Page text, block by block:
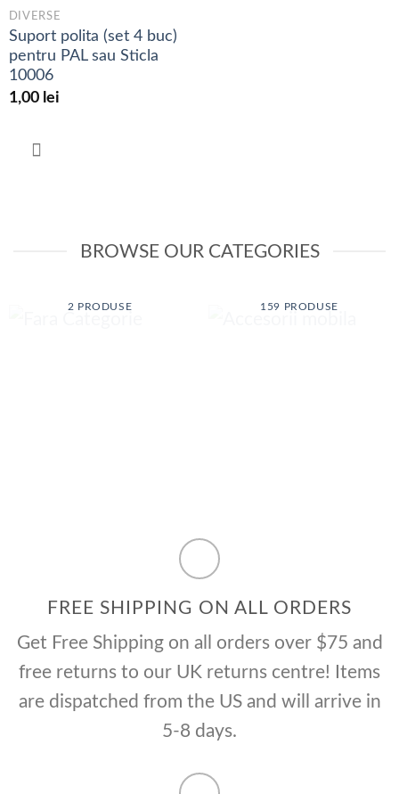
DIVERSE
Suport polita (set 4 buc)
pentru PAL sau Sticla
10006
1,00 lei
BROWSE OUR CATEGORIES
2 PRODUSE 159 PRODUSE
FREE SHIPPING ON ALL ORDERS
Get Free Shipping on all orders over $75 and
free returns to our UK returns centre! Items
are dispatched from the US and will arrive in
5-8 days.